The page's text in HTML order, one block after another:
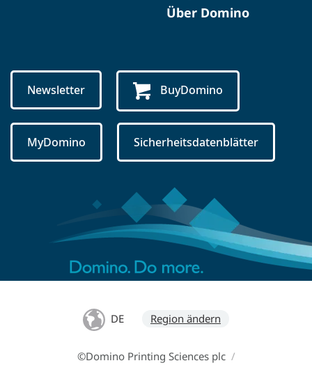
Über Domino
Newsletter BuyDomino
MyDomino Sicherheitsdatenblätter
DE Region ändern
©Domino Printing Sciences plc /